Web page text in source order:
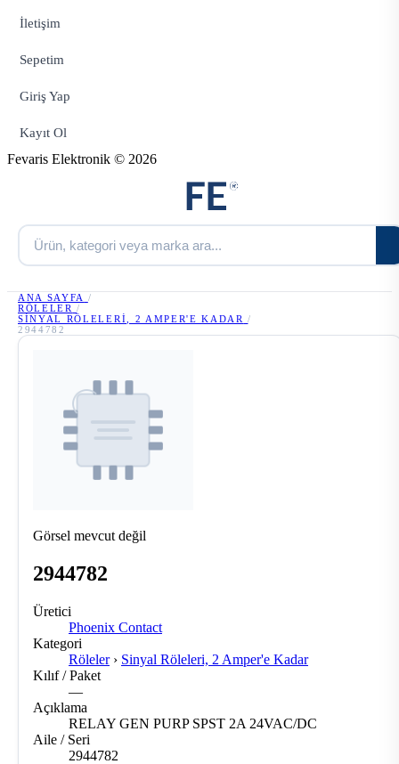
İletişim
Sepetim
Giriş Yap
Kayıt Ol
Fevaris Elektronik © 2026
ANA SAYFA /
RÖLELER
/
SINYAL RÖLELERI, 2 AMPER'E KADAR
/
2944782
Görsel mevcut değil
2944782
Üretici
Phoenix Contact
Kategori
Röleler › Sinyal Röleleri, 2 Amper'e Kadar
Kılıf / Paket
—
Açıklama
RELAY GEN PURP SPST 2A 24VAC/DC
Aile / Seri
2944782